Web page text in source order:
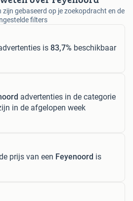
gebaseerd op je zoekopdracht en de
filters
is 83,7% beschikbaar
advertenties in de categorie
in de afgelopen week
prijs van een Feyenoord is